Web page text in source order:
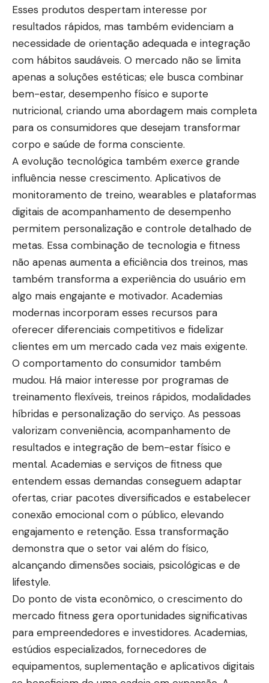
Esses produtos despertam interesse por
resultados rápidos, mas também evidenciam a
necessidade de orientação adequada e integração
com hábitos saudáveis. O mercado não se limita
apenas a soluções estéticas; ele busca combinar
bem-estar, desempenho físico e suporte
nutricional, criando uma abordagem mais completa
para os consumidores que desejam transformar
corpo e saúde de forma consciente.
A evolução tecnológica também exerce grande
influência nesse crescimento. Aplicativos de
monitoramento de treino, wearables e plataformas
digitais de acompanhamento de desempenho
permitem personalização e controle detalhado de
metas. Essa combinação de tecnologia e fitness
não apenas aumenta a eficiência dos treinos, mas
também transforma a experiência do usuário em
algo mais engajante e motivador. Academias
modernas incorporam esses recursos para
oferecer diferenciais competitivos e fidelizar
clientes em um mercado cada vez mais exigente.
O comportamento do consumidor também
mudou. Há maior interesse por programas de
treinamento flexíveis, treinos rápidos, modalidades
híbridas e personalização do serviço. As pessoas
valorizam conveniência, acompanhamento de
resultados e integração de bem-estar físico e
mental. Academias e serviços de fitness que
entendem essas demandas conseguem adaptar
ofertas, criar pacotes diversificados e estabelecer
conexão emocional com o público, elevando
engajamento e retenção. Essa transformação
demonstra que o setor vai além do físico,
alcançando dimensões sociais, psicológicas e de
lifestyle.
Do ponto de vista econômico, o crescimento do
mercado fitness gera oportunidades significativas
para empreendedores e investidores. Academias,
estúdios especializados, fornecedores de
equipamentos, suplementação e aplicativos digitais